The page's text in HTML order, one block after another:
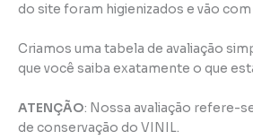
do site foram higienizados e vão
Criamos uma tabela de avaliação
que você saiba exatamente o que
ATENÇÃO: Nossa avaliação refere-
de conservação do VINIL.